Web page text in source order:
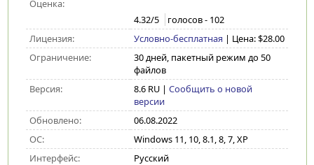
Оценка:
4.32/5 голосов - 102
Лицензия:
Условно-бесплатная | Цена: $28.00
Ограничение:
30 дней, пакетный режим до 50
файлов
Версия:
8.6 RU| Сообщить о новой
версии
Обновлено:
06.08.2022
ОС:
Windows 11, 10, 8.1, 8, 7, XP
Интерфейс:
Русский